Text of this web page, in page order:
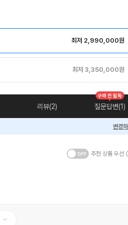
최저 2,990,000원
최저 3,350,000원
리뷰(2) 질문답변(1)
구매 전 필독
변경
추천 상품 우선